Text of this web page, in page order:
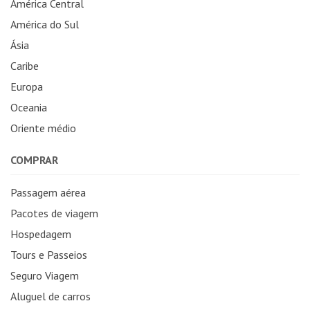
América Central
América do Sul
Ásia
Caribe
Europa
Oceania
Oriente médio
COMPRAR
Passagem aérea
Pacotes de viagem
Hospedagem
Tours e Passeios
Seguro Viagem
Aluguel de carros